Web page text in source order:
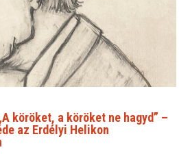
köröket, a köröket ne hagyd” –
az Erdélyi Helikon